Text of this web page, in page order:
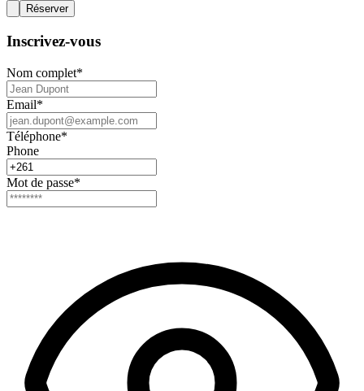
Réserver
Inscrivez-vous
Nom complet*
Email*
Téléphone*
Phone
Mot de passe*